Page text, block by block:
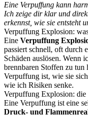
Eine Verpuffung kann
Ich zeige dir klar und
erkennst, wie sie entsteht
Verpuffung Explosion:
Eine Verpuffung
passiert schnell, oft durch
Schäden auslösen. Wenn
brennbaren Stoffen zu tun
Verpuffung ist, wie sie
wie ich Risiken senke.
Verpuffung Explosion:
Eine Verpuffung ist eine
Druck- und